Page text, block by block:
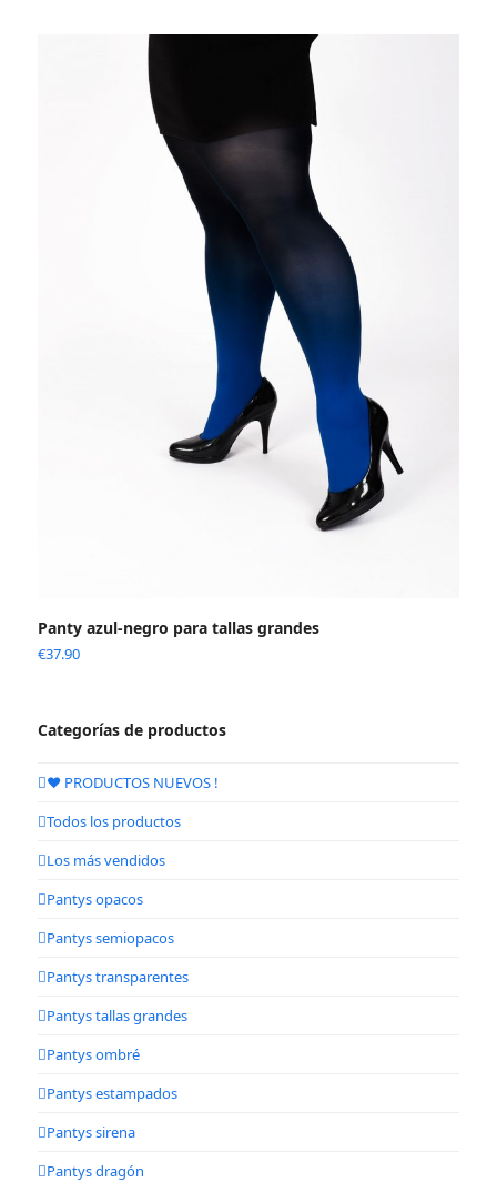
Panty azul-negro para tallas grandes
€37.90
Categorías de productos
❤️ PRODUCTOS NUEVOS !
Todos los productos
Los más vendidos
Pantys opacos
Pantys semiopacos
Pantys transparentes
Pantys tallas grandes
Pantys ombré
Pantys estampados
Pantys sirena
Pantys dragón